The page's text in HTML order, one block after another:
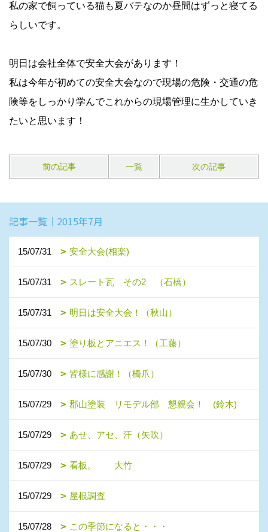
私の家で飼っている猫も夏バテなのか昼間はずっと寝てる
らしいです。
明日は会社全体で安全大会があります！
私は今年が初めての安全大会なので現場の危険・交通の危
険等をしっかり学んでこれからの現場管理に生かしていき
たいと思います！
前の記事 一覧 次の記事
記事一覧｜2015年7月
15/07/31 安全大会(相楽)
15/07/31 スレート瓦 その2 （石橋）
15/07/31 明日は安全大会！（秋山）
15/07/30 塗り板とアニエス！（工藤）
15/07/30 皆様に感謝！（橋爪）
15/07/29 郡山塗装 リモデル部 懇親会！ (鈴木)
15/07/29 あせ、アセ、汗（矢吹）
15/07/29 看板。 大竹
15/07/29 屋根調査
15/07/28 この季節になると・・・